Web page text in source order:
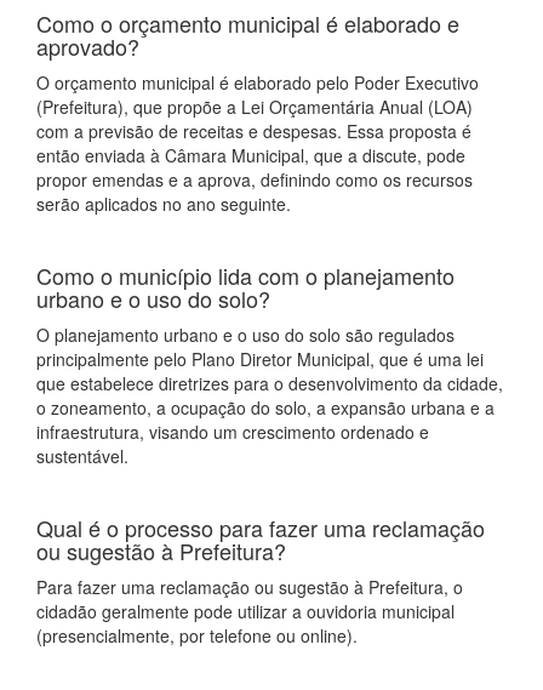
Como o orçamento municipal é elaborado e
aprovado?
O orçamento municipal é elaborado pelo Poder Executivo
(Prefeitura), que propõe a Lei Orçamentária Anual (LOA)
com a previsão de receitas e despesas. Essa proposta é
então enviada à Câmara Municipal, que a discute, pode
propor emendas e a aprova, definindo como os recursos
serão aplicados no ano seguinte.
Como o município lida com o planejamento
urbano e o uso do solo?
O planejamento urbano e o uso do solo são regulados
principalmente pelo Plano Diretor Municipal, que é uma lei
que estabelece diretrizes para o desenvolvimento da cidade,
o zoneamento, a ocupação do solo, a expansão urbana e a
infraestrutura, visando um crescimento ordenado e
sustentável.
Qual é o processo para fazer uma reclamação
ou sugestão à Prefeitura?
Para fazer uma reclamação ou sugestão à Prefeitura, o
cidadão geralmente pode utilizar a ouvidoria municipal
(presencialmente, por telefone ou online).